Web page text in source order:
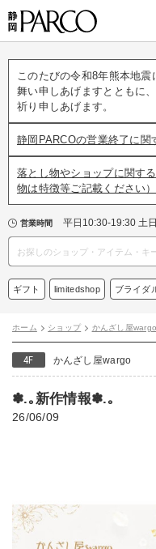
このたびの令和8年熊本地
舞い申しあげますとともに
祈り申しあげます。
静岡PARCOの営業終了に関
落とし物やショップに関す
物は特徴等ご記載ください）
営業時間 平日10:30-19:30 土
ギフト limitedshop ブライダ
ホーム ショップ かんざし屋wargo
4F かんざし屋wargo
✽.｡新作情報✽.｡
26/06/09